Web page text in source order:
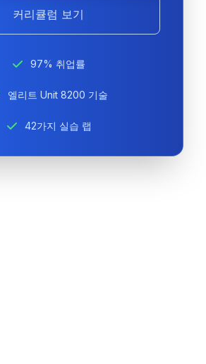
커리큘럼 보기
97% 취업률
엘리트 Unit 8200 기술
42가지 실습 랩